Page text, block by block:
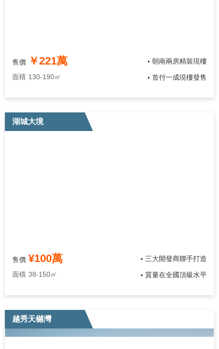
售價 ￥221萬
面積 130-190㎡
• 朝南兩房精裝現樓
• 首付一成現樓發售
湖城大境
售價 ¥100萬
面積 38-150㎡
• 三大開發商聯手打造
• 質量在全國頂級水平
越秀天樾灣